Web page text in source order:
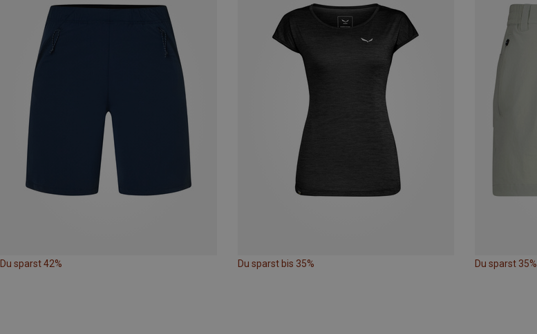
Du sparst 42% Du sparst bis 35% Du sparst 35%